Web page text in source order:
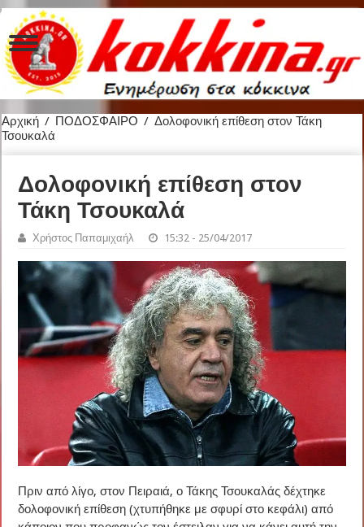
Αρχική / ΠΟΔΟΣΦΑΙΡΟ / Δολοφονική επίθεση στον Τάκη
Τσουκαλά
Δολοφονική επίθεση στον
Τάκη Τσουκαλά
Χρήστος Παπαμιχαήλ 15:32 - 25/04/2017
Πριν από λίγο, στον Πειραιά, ο Τάκης Τσουκαλάς δέχτηκε
δολοφονική επίθεση (χτυπήθηκε με σφυρί στο κεφάλι) από